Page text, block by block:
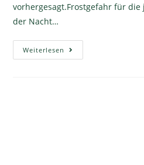
vorhergesagt.Frostgefahr für
der Nacht…
Weiterlesen